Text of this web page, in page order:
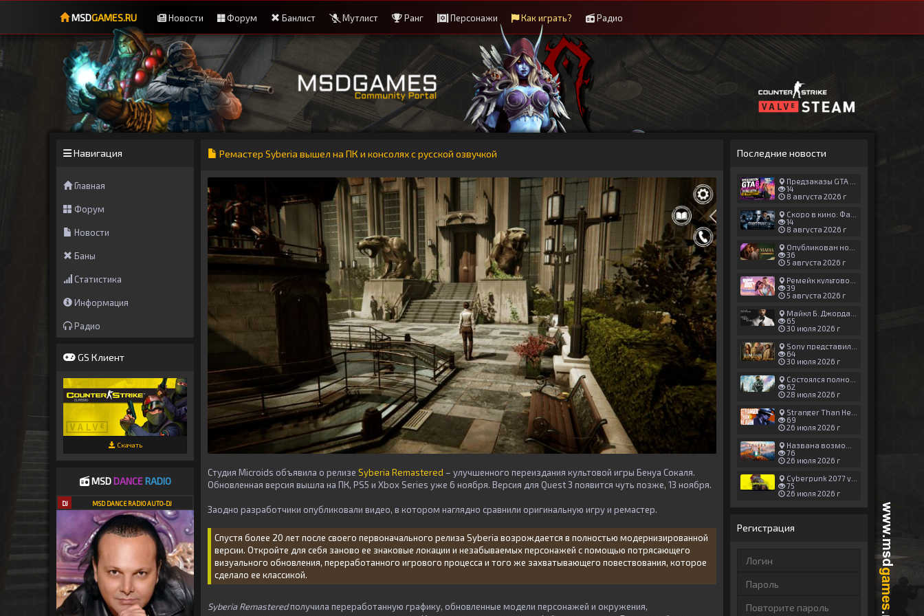
MSDGAMES.RU Новости Форум Банлист Мутлист Ранг Персонажи Как играть? Радио
Навигация
Главная
Форум
Новости
Баны
Статистика
Информация
Радио
GS Клиент
Скачать
MSDDANCE RADIO
DJ MSD DANCE RADIO AUTO-DJ
Ремастер Syberia вышел на ПК и консолях c русской озвучкой
Студия Microids объявила о релизе Syberia Remastered – улучшенного переиздания культовой игры Бенуа Сокаля.
Обновленная версия вышла на ПК, PS5 и Xbox Series уже 6 ноября. Версия для Quest 3 появится чуть позже, 13 ноября.
Заодно разработчики опубликовали видео, в котором наглядно сравнили оригинальную игру и ремастер.
Спустя более 20 лет после своего первоначального релиза Syberia возрождается в полностью модернизированной
версии. Откройте для себя заново ее знаковые локации и незабываемых персонажей с помощью потрясающего
визуального обновления, переработанного игрового процесса и того же захватывающего повествования, которое
сделало ее классикой.
Syberia Remasteredполучила переработанную графику, обновленные модели персонажей и окружения,
Последние новости
Предзаказы GTA 6 идут отлично — релиз игры не перенесут
14
8 августа 2026 г
Скоро в кино: Фантомас. Новый мир (2027)
14
8 августа 2026 г
Опубликован новый геймплей Man of Honor для Mafia: The Old Country
36
5 августа 2026 г
Ремейк культовой японской игры задержали ради выхода GTA 6
39
5 августа 2026 г
Майкл Б. Джордан сыграл главную роль в новой «Афере Томаса Крауна»
65
30 июля 2026 г
Sony представила трейлер новой части «Джуманджи»
64
30 июля 2026 г
Состоялся полноценный релиз Halo: Campaign Evolved
62
28 июля 2026 г
Stranger Than Heaven получила новый трейлер с акцентом на жестокие драки
69
26 июля 2026 г
Названа возможная дата выхода God of War: Laufey — 16 февраля 2027 года
76
26 июля 2026 г
Cyberpunk 2077 установила новый рекорд: 1,5 млрд загрузок модов, в топе — контент 18+
75
26 июля 2026 г
Регистрация